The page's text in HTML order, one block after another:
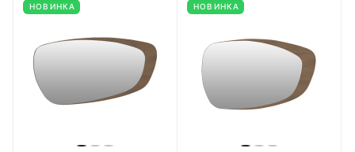
НОВИНКА НОВИНКА